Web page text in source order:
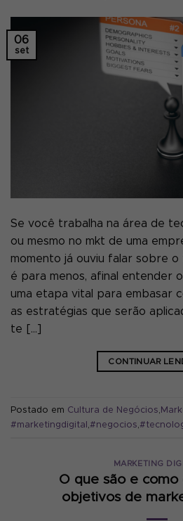
06
set
Se você trabalha na área de
ou mesmo no mkt de uma
momento já ouviu falar sobre o
é para menos, afinal entender
uma etapa vital para embasar
as estratégias que serão
te […]
CONTINUAR
Postado em Cultura de Negócios,
#marketingdigital ,#negocios,
MARKETING
O que são e como
objetivos de